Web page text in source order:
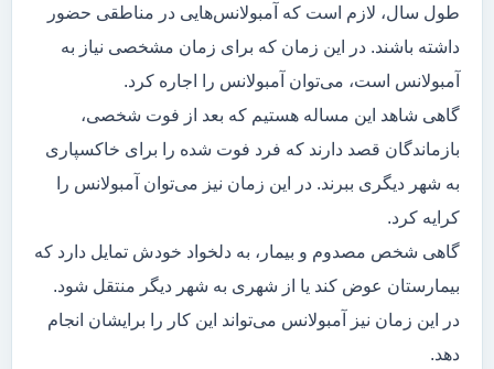
طول سال، لازم است که آمبولانس‌هایی در مناطقی حضور
داشته باشند. در این زمان که برای زمان مشخصی نیاز به
آمبولانس است، می‌توان آمبولانس را اجاره کرد.
گاهی شاهد این مساله هستیم که بعد از فوت شخصی،
بازماندگان قصد دارند که فرد فوت شده را برای خاکسپاری
به شهر دیگری ببرند. در این زمان نیز می‌توان آمبولانس را
کرایه کرد.
گاهی شخص مصدوم و بیمار، به دلخواد خودش تمایل دارد که
بیمارستان عوض کند یا از شهری به شهر دیگر منتقل شود.
در این زمان نیز آمبولانس می‌تواند این کار را برایشان انجام
دهد.